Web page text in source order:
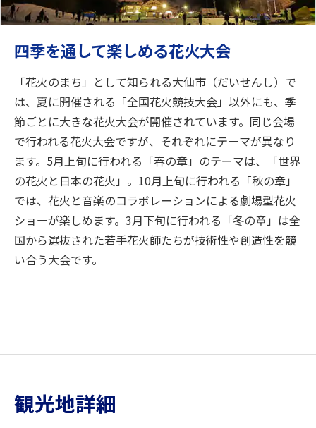
四季を通して楽しめる花火大会
「花火のまち」として知られる大仙市（だいせんし）で
は、夏に開催される「全国花火競技大会」以外にも、季
節ごとに大きな花火大会が開催されています。同じ会場
で行われる花火大会ですが、それぞれにテーマが異なり
ます。5月上旬に行われる「春の章」のテーマは、「世界
の花火と日本の花火」。10月上旬に行われる「秋の章」
では、花火と音楽のコラボレーションによる劇場型花火
ショーが楽しめます。3月下旬に行われる「冬の章」は全
国から選抜された若手花火師たちが技術性や創造性を競
い合う大会です。
観光地詳細